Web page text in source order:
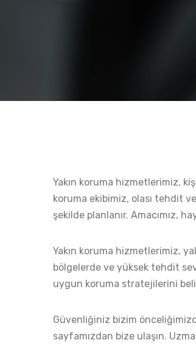
Yakın koruma hizmetlerimiz,
koruma ekibimiz, olası tehdit
şekilde planlanır. Amacımız,
Yakın koruma hizmetlerimiz,
bölgelerde ve yüksek tehdit
uygun koruma stratejilerini
Güvenliğiniz bizim
sayfamızdan bize ulaşın.